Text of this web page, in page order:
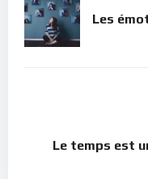
Les
Le temps est